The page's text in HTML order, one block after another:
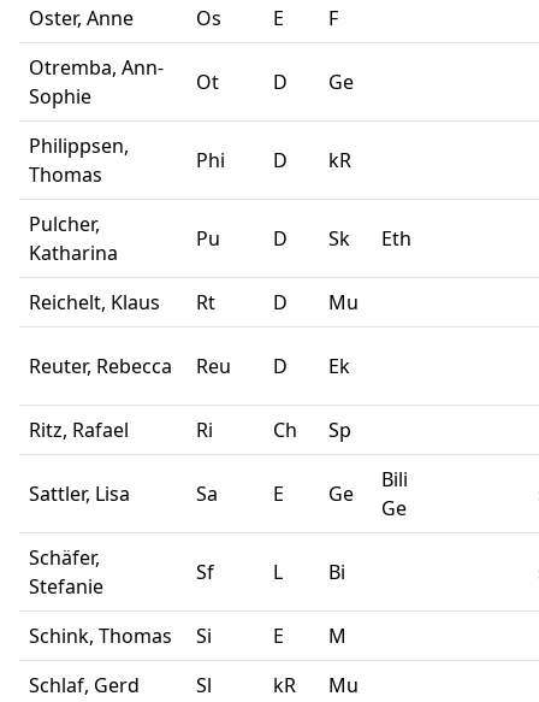
Oster, Anne Os E F
Otremba, Ann-
Sophie
Ot D Ge
Philippsen,
Thomas
Phi D kR
Pulcher,
Katharina
Pu D Sk Eth
Reichelt, Klaus Rt D Mu
Reuter, Rebecca Reu D Ek
Ritz, Rafael Ri Ch Sp
Sattler, Lisa Sa E Ge
Bili
Ge
Schäfer,
Stefanie
Sf L Bi
Schink, Thomas Si E M
Schlaf, Gerd
Sl kR Mu